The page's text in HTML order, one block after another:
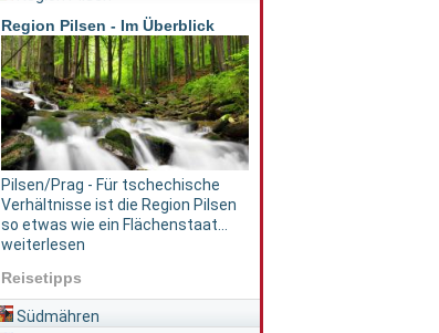
Region Pilsen - Im Überblick
Pilsen/Prag - Für tschechische
Verhältnisse ist die Region Pilsen
so etwas wie ein Flächenstaat...
weiterlesen
Reisetipps
Südmähren